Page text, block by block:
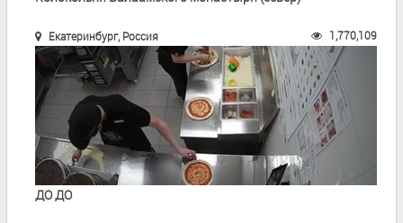
Екатеринбург, Россия 1,770,109
ДО ДО